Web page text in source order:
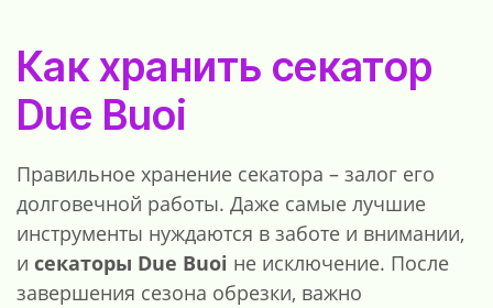
Как хранить секатор
Due Buoi
Правильное хранение секатора – залог его
долговечной работы. Даже самые лучшие
инструменты нуждаются в заботе и внимании,
и секаторы Due Buoi не исключение. После
завершения сезона обрезки, важно